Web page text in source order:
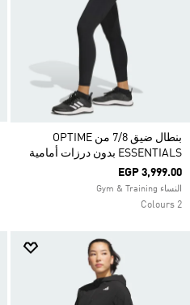
بنطال ضيق 7/8 من OPTIME
ESSENTIALS بدون درزات أمامية
EGP 3,999.00
النساء Gym & Training
2 Colours